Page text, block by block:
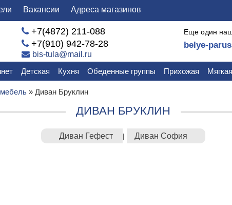
Вакансии Адреса магазинов
+7(4872) 211-088
+7(910) 942-78-28
bis-tula@mail.ru
Еще один наш
belye-
Детская Кухня Обеденные группы Прихожая
»Диван Бруклин
ДИВАН БРУКЛИН
Диван Гефест | Диван София